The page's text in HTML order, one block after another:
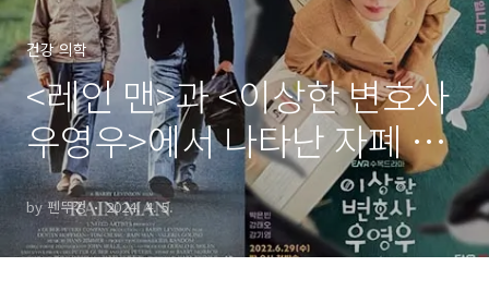
건강 의학
<레인 맨>과 <이상한 변호사
우영우>에서 나타난 자폐 스
펙트럼 장애: 다양한 시각과
접근의 차이
by 펜뚜껑 2024. 4. 5.